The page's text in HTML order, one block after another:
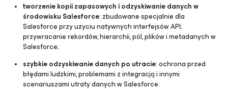
tworzenie kopii zapasowych i odzyskiwanie danych w
środowisku Salesforce: zbudowane specjalnie dla
Salesforce przy użyciu natywnych interfejsów API;
przywracanie rekordów, hierarchii, pól, plików i metadanych w
Salesforce;
szybkie odzyskiwanie danych po utracie: ochrona przed
błędami ludzkimi, problemami z integracją i innymi
scenariuszami utraty danych w Salesforce.